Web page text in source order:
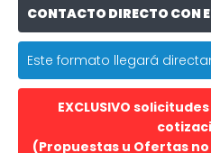
CONTACTO DIRECTO CON
Este formato llegará
EXCLUSIVO
(Propuestas u Ofertas